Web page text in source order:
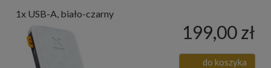
1x USB-A, biało-czarny
199,00 zł
do koszyka